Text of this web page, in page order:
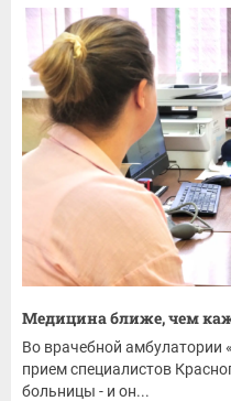
Медицина ближе, чем
Во врачебной амбулатории
прием специалистов
больницы - и он...